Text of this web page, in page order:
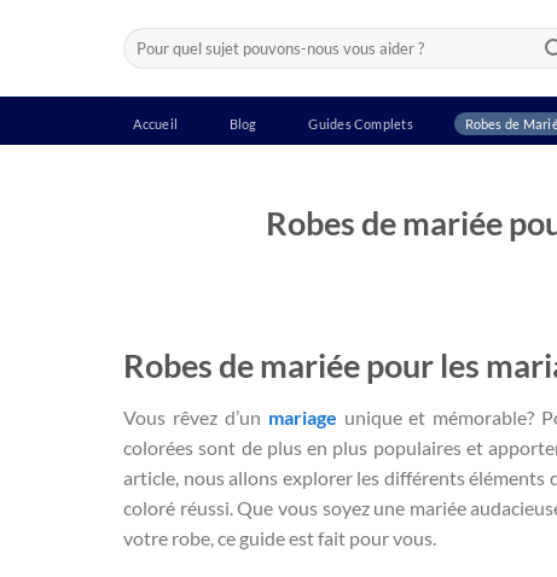
Recherche
pour :
Accueil Blog Guides Complets Robes de
Robes de mariée
Robes de mariée pour les
Vous rêvez d’un mariage unique et mémorable?
colorées sont de plus en plus populaires et
article, nous allons explorer les différents éléments
coloré réussi. Que vous soyez une mariée
votre robe, ce guide est fait pour vous.